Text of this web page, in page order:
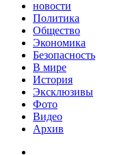
новости
Политика
Общество
Экономика
Безопасность
В мире
История
Эксклюзивы
Фото
Видео
Архив